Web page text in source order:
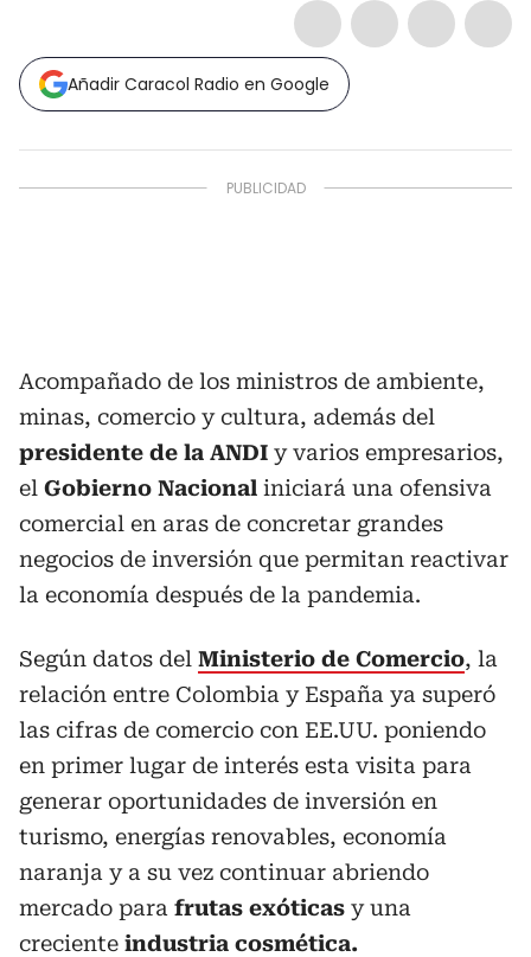
Añadir Caracol Radio en Google
Acompañado de los ministros de ambiente,
minas, comercio y cultura, además del
presidente de la ANDI y varios empresarios,
el Gobierno Nacional iniciará una ofensiva
comercial en aras de concretar grandes
negocios de inversión que permitan reactivar
la economía después de la pandemia.
Según datos del Ministerio de Comercio, la
relación entre Colombia y España ya superó
las cifras de comercio con EE.UU. poniendo
en primer lugar de interés esta visita para
generar oportunidades de inversión en
turismo, energías renovables, economía
naranja y a su vez continuar abriendo
mercado para frutas exóticas y una
creciente industria cosmética.